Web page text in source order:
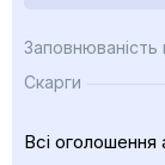
Заповнюваність
Скарги
Всі оголошення